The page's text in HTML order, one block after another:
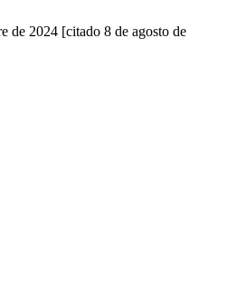
2024 [citado 8 de agosto de